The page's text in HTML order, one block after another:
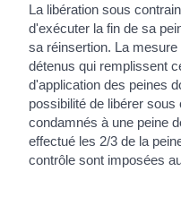
La libération sous
d'exécuter la fin de sa
sa réinsertion. La
détenus qui remplissent
d'application des peines
possibilité de libérer
condamnés à une peine
effectué les 2/3 de la
contrôle sont imposées